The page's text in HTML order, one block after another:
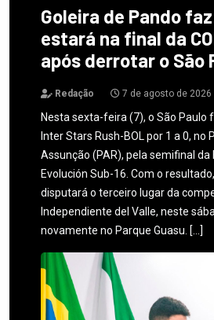
Goleira de Pando
estará na final da
após derrotar o São
Redação 7 de agosto de 2026
Nesta sexta-feira (7), o São Paulo
Inter Stars Rush-BOL por 1 a 0, no
Assunção (PAR), pela semifinal da
Evolución Sub-16. Com o
disputará o terceiro lugar da
Independiente del Valle, neste
novamente no Parque Guasu. […]